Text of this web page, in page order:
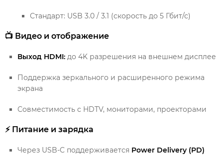
Стандарт: USB 3.0 / 3.1 (скорость до 5 Гбит/с)
📺 Видео и отображение
Выход HDMI: до 4K разрешения на внешнем дисплее
Поддержка зеркального и расширенного режима
экрана
Совместимость с HDTV, мониторами, проекторами
⚡ Питание и зарядка
Через USB-C поддерживается Power Delivery (PD)